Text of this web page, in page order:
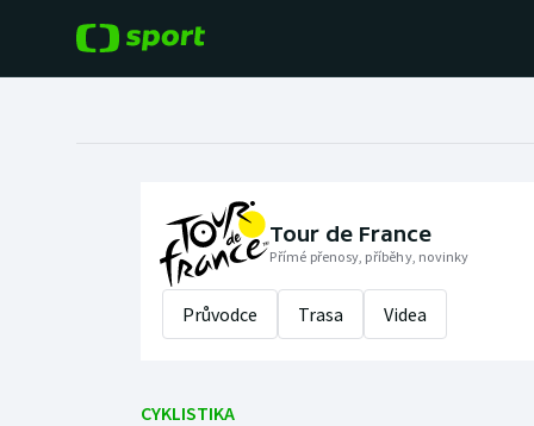
Hokej
Tenis
Atletika
Cyklistika
Baseball a softbal
Basketbal
Tour de France
Přímé přenosy, příběhy, novinky
Průvodce Trasa Videa
CYKLISTIKA